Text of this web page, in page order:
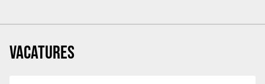
VACATURES